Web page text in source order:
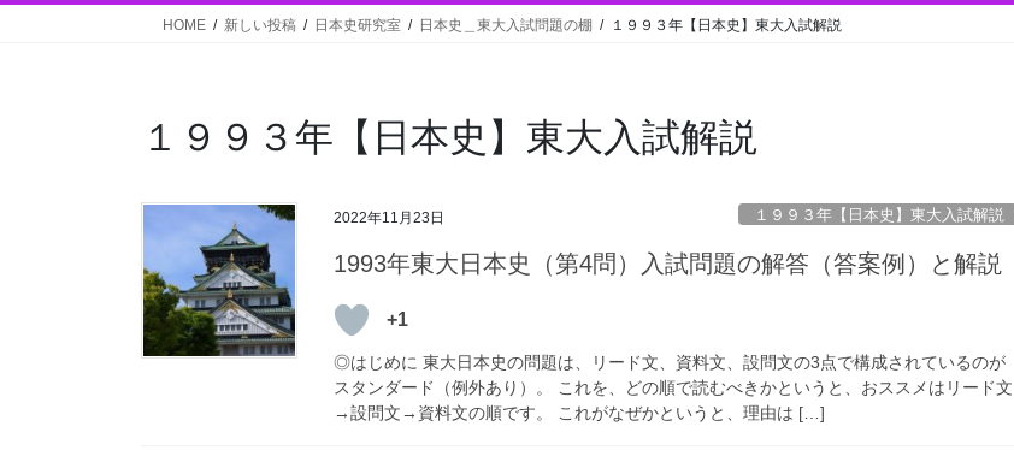
HOME 新しい投稿 日本史研究室 日本史＿東大入試問題の棚 １９９３年【日本史】東大入試解説
１９９３年【日本史】東大入試解説
2022年11月23日 １９９３年【日本史】東大入試解説
1993年東大日本史（第4問）入試問題の解答（答案例）と解説
+1
◎はじめに 東⼤⽇本史の問題は、リード⽂、資料⽂、設問⽂の3点で構成されているのが
スタンダード（例外あり）。 これを、どの順で読むべきかというと、おススメはリード⽂
→設問⽂→資料⽂の順です。 これがなぜかというと、理由は […]